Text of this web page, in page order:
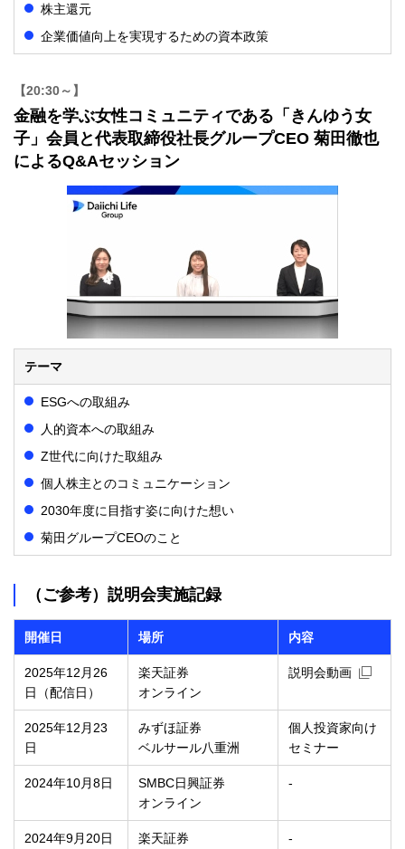
株主還元
企業価値向上を実現するための資本政策
【20:30～】
金融を学ぶ女性コミュニティである「きんゆう女
子」会員と代表取締役社長グループCEO 菊田徹也
によるQ&Aセッション
テーマ
ESGへの取組み
人的資本への取組み
Z世代に向けた取組み
個人株主とのコミュニケーション
2030年度に目指す姿に向けた想い
菊田グループCEOのこと
（ご参考）説明会実施記録
開催日 場所 内容
2025年12月26
日（配信日）
楽天証券
オンライン
説明会動画新規ウィ
2025年12月23
日
みずほ証券
ベルサール八重洲
個人投資家向け
セミナー
2024年10月8日
SMBC日興証券
オンライン
-
2024年9月20日
楽天証券
-